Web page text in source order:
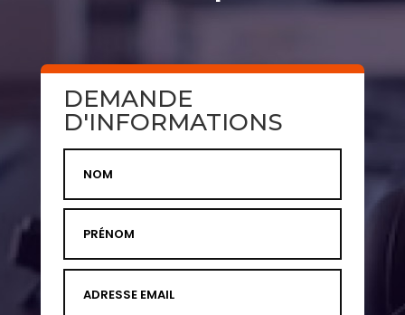
DEMANDE
D'INFORMATIONS